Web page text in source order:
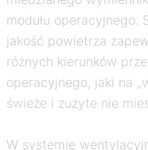
modułu operacyjnego.
jakość powietrza
różnych kierunków
operacyjnego, jaki na
świeże i zużyte nie
W systemie